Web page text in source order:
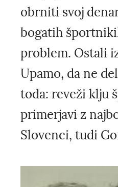
obrniti svoj
bogatih
problem. Ostali
Upamo, da ne
toda: reveži klju
primerjavi z
Slovenci, tudi